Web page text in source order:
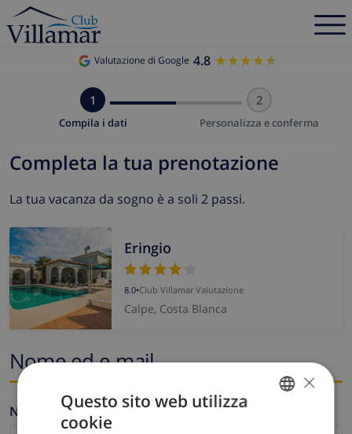
Valutazione di Google 4.8 ★★★★★
★★★★★
1
Compila i dati
2
Personalizza e conferma
Completa la tua prenotazione
La tua vacanza da sogno è a soli 2 passi.
Eringio
8.0•Club Villamar Valutazione
Calpe, Costa Blanca
Nome ed e-mail
Nome *
×
Questo sito web utilizza
cookie